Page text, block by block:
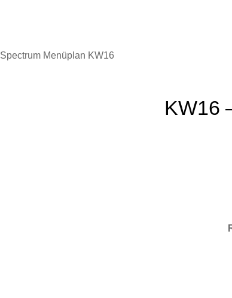
Spectrum Menüplan KW16
KW16